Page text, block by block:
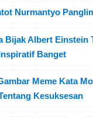
Nurmantyo
Bijak Albert Einstein
Banget
Meme Kata
Kesuksesan